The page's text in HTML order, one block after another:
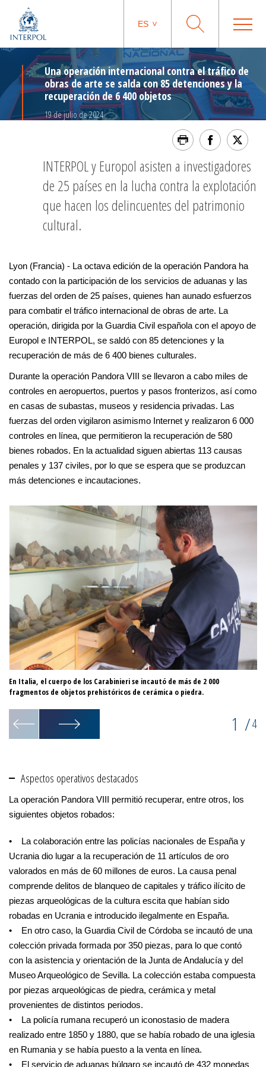
ES
Una operación internacional contra el tráfico de
obras de arte se salda con 85 detenciones y la
recuperación de 6 400 objetos
19 de julio de 2024
INTERPOL y Europol asisten a investigadores
de 25 países en la lucha contra la explotación
que hacen los delincuentes del patrimonio
cultural.
Lyon (Francia) - La octava edición de la operación Pandora ha
contado con la participación de los servicios de aduanas y las
fuerzas del orden de 25 países, quienes han aunado esfuerzos
para combatir el tráfico internacional de obras de arte. La
operación, dirigida por la Guardia Civil española con el apoyo de
Europol e INTERPOL, se saldó con 85 detenciones y la
recuperación de más de 6 400 bienes culturales.
Durante la operación Pandora VIII se llevaron a cabo miles de
controles en aeropuertos, puertos y pasos fronterizos, así como
en casas de subastas, museos y residencia privadas. Las
fuerzas del orden vigilaron asimismo Internet y realizaron 6 000
controles en línea, que permitieron la recuperación de 580
bienes robados. En la actualidad siguen abiertas 113 causas
penales y 137 civiles, por lo que se espera que se produzcan
más detenciones e incautaciones.
En Italia, el cuerpo de los Carabinieri se incautó de más de 2 000
fragmentos de objetos prehistóricos de cerámica o piedra.
1 /4
Aspectos operativos destacados
La operación Pandora VIII permitió recuperar, entre otros, los
siguientes objetos robados:
• La colaboración entre las policías nacionales de España y
Ucrania dio lugar a la recuperación de 11 artículos de oro
valorados en más de 60 millones de euros. La causa penal
comprende delitos de blanqueo de capitales y tráfico ilícito de
piezas arqueológicas de la cultura escita que habían sido
robadas en Ucrania e introducido ilegalmente en España.
• En otro caso, la Guardia Civil de Córdoba se incautó de una
colección privada formada por 350 piezas, para lo que contó
con la asistencia y orientación de la Junta de Andalucía y del
Museo Arqueológico de Sevilla. La colección estaba compuesta
por piezas arqueológicas de piedra, cerámica y metal
provenientes de distintos periodos.
• La policía rumana recuperó un iconostasio de madera
realizado entre 1850 y 1880, que se había robado de una iglesia
en Rumania y se había puesto a la venta en línea.
• El servicio de aduanas búlgaro se incautó de 432 monedas